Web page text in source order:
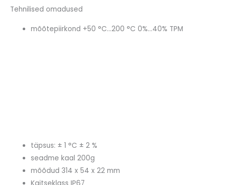
Tehnilised omadused
mõõtepiirkond +50 °C…200 °C 0%…40% TPM
täpsus: ± 1 °C ± 2 %
seadme kaal 200g
mõõdud 314 x 54 x 22 mm